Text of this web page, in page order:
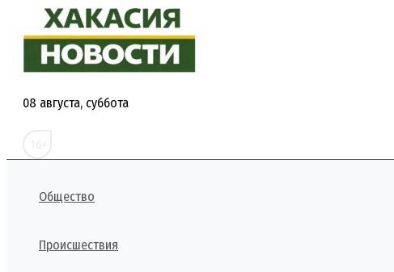
Перейти
содержимому
08 августа, суббота
Общество
Происшествия